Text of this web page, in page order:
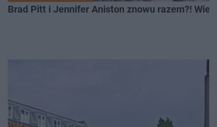
Brad Pitt i Jennifer Aniston znowu razem?!